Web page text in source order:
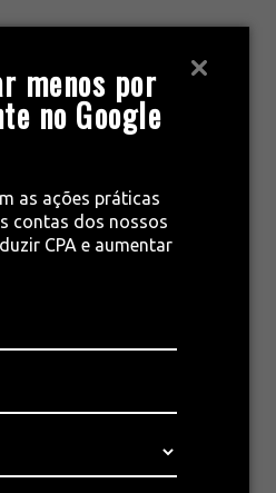
menos por
no Google
as ações práticas
contas dos nossos
CPA e aumentar